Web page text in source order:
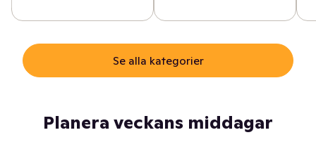
Se alla kategorier
Planera veckans middagar